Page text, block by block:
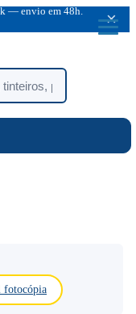
— envio em 48h.
×
fotocópia